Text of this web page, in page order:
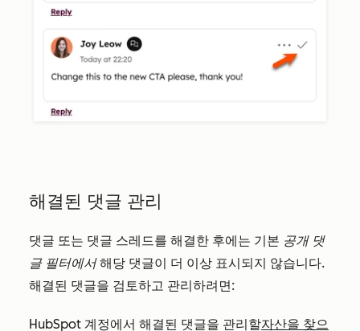
해결된 댓글 관리
댓글 또는 댓글 스레드를 해결한 후에는 기본 공개 댓
글 필터에서해당 댓글이 더 이상 표시되지 않습니다.
해결된 댓글을 검토하고 관리하려면:
HubSpot 계정에서 해결된 댓글을 관리할자산을 찾으